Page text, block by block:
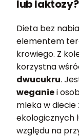
lub laktozy?
Dieta bez
elementem
krowiego. Z
korzystna
dwucukru.
weganiei
mleka w
ekologicznych
względu na